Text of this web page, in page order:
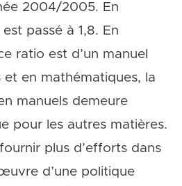
2004/2005. En
passé à 1,8. En
ratio est d’un manuel
et en mathématiques, la
manuels demeure
pour les autres matières.
plus d’efforts dans
d’une politique